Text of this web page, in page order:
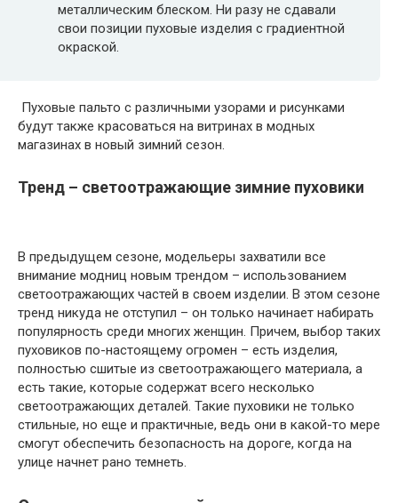
металлическим блеском. Ни разу не сдавали
свои позиции пуховые изделия с градиентной
окраской.
Пуховые пальто с различными узорами и рисунками
будут также красоваться на витринах в модных
магазинах в новый зимний сезон.
Тренд – светоотражающие зимние пуховики
В предыдущем сезоне, модельеры захватили все
внимание модниц новым трендом – использованием
светоотражающих частей в своем изделии. В этом сезоне
тренд никуда не отступил – он только начинает набирать
популярность среди многих женщин. Причем, выбор таких
пуховиков по-настоящему огромен – есть изделия,
полностью сшитые из светоотражающего материала, а
есть такие, которые содержат всего несколько
светоотражающих деталей. Такие пуховики не только
стильные, но еще и практичные, ведь они в какой-то мере
смогут обеспечить безопасность на дороге, когда на
улице начнет рано темнеть.